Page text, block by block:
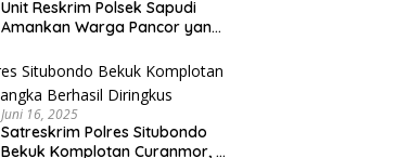
Unit Reskrim Polsek Sapudi
Amankan Warga Pancor yang
Juni 16, 2025
Satreskrim Polres Situbondo
Bekuk Komplotan Curanmor, 9